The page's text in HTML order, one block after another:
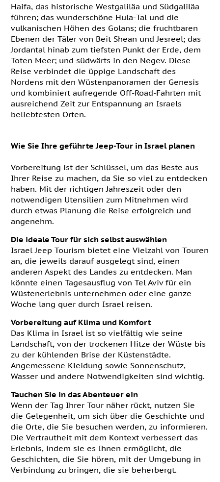
Haifa, das historische Westgaliläa und Südgaliläa
führen; das wunderschöne Hula-Tal und die
vulkanischen Höhen des Golans; die fruchtbaren
Ebenen der Täler von Beit Shean und Jesreel; das
Jordantal hinab zum tiefsten Punkt der Erde, dem
Toten Meer; und südwärts in den Negev. Diese
Reise verbindet die üppige Landschaft des
Nordens mit den Wüstenpanoramen der Genesis
und kombiniert aufregende Off-Road-Fahrten mit
ausreichend Zeit zur Entspannung an Israels
beliebtesten Orten.
Wie Sie Ihre geführte Jeep-Tour in Israel planen
Vorbereitung ist der Schlüssel, um das Beste aus
Ihrer Reise zu machen, da Sie so viel zu entdecken
haben. Mit der richtigen Jahreszeit oder den
notwendigen Utensilien zum Mitnehmen wird
durch etwas Planung die Reise erfolgreich und
angenehm.
Die ideale Tour für sich selbst auswählen
Israel Jeep Tourism bietet eine Vielzahl von Touren
an, die jeweils darauf ausgelegt sind, einen
anderen Aspekt des Landes zu entdecken. Man
könnte einen Tagesausflug von Tel Aviv für ein
Wüstenerlebnis unternehmen oder eine ganze
Woche lang quer durch Israel reisen.
Vorbereitung auf Klima und Komfort
Das Klima in Israel ist so vielfältig wie seine
Landschaft, von der trockenen Hitze der Wüste bis
zu der kühlenden Brise der Küstenstädte.
Angemessene Kleidung sowie Sonnenschutz,
Wasser und andere Notwendigkeiten sind wichtig.
Tauchen Sie in das Abenteuer ein
Wenn der Tag Ihrer Tour näher rückt, nutzen Sie
die Gelegenheit, um sich über die Geschichte und
die Orte, die Sie besuchen werden, zu informieren.
Die Vertrautheit mit dem Kontext verbessert das
Erlebnis, indem sie es Ihnen ermöglicht, die
Geschichten, die Sie hören, mit der Umgebung in
Verbindung zu bringen, die sie beherbergt.